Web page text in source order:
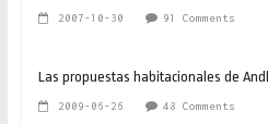
2007-10-30 91 Comments
Las propuestas habitacionales de
2009-06-26 48 Comments